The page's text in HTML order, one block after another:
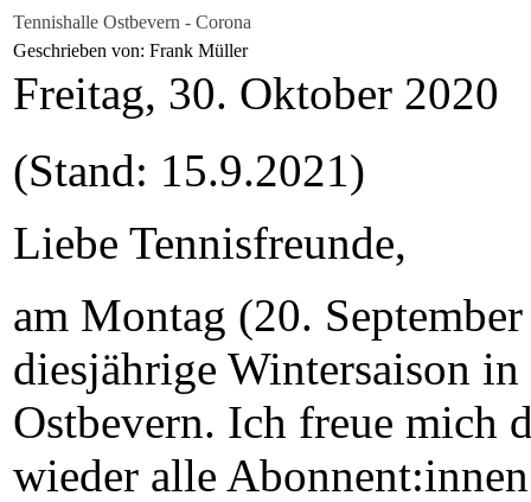
Tennishalle Ostbevern - Corona
Geschrieben von: Frank Müller
Freitag, 30. Oktober 2020
(Stand: 15.9.2021)
Liebe Tennisfreunde,
am Montag (20.
diesjährige Wintersaison
Ostbevern. Ich freue mich
wieder alle